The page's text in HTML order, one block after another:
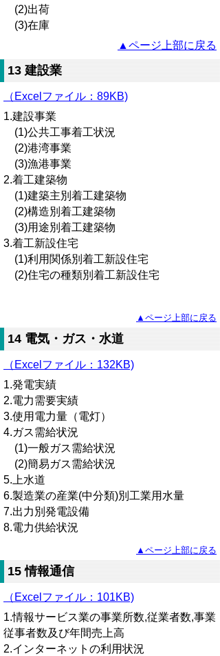
(2)出荷
(3)在庫
▲ページ上部に戻る
13 建設業
（Excelファイル：89KB)
1.建設事業
(1)公共工事着工状況
(2)港湾事業
(3)漁港事業
2.着工建築物
(1)建築主別着工建築物
(2)構造別着工建築物
(3)用途別着工建築物
3.着工新設住宅
(1)利用関係別着工新設住宅
(2)住宅の種類別着工新設住宅
▲ページ上部に戻る
14 電気・ガス・水道
（Excelファイル ： 132KB)
1.発電実績
2.電力需要実績
3.使用電力量（電灯）
4.ガス需給状況
(1)一般ガス需給状況
(2)簡易ガス需給状況
5.上水道
6.製造業の産業(中分類)別工業用水量
7.出力別発電設備
8.電力供給状況
▲ページ上部に戻る
15 情報通信
（Excelファイル：101KB)
1.情報サービス業の事業所数,従業者数,事業
従事者数及び年間売上高
2.インターネットの利用状況